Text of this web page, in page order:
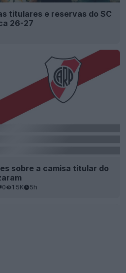
titulares e reservas do SC
26-27
sobre a camisa titular do
0 1.5K 5h